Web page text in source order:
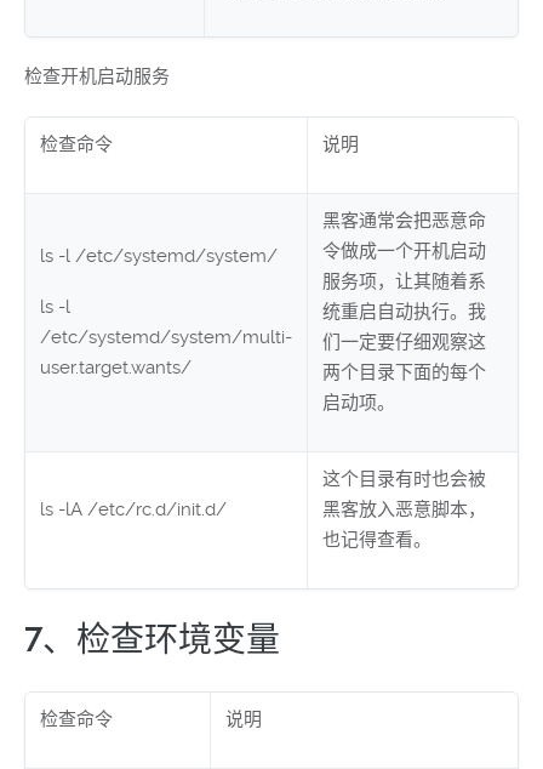
检查开机启动服务
检查命令 说明
ls -l /etc/systemd/system/
ls -l
/etc/systemd/system/multi-
user.target.wants/
黑客通常会把恶意命
令做成一个开机启动
服务项，让其随着系
统重启自动执行。我
们一定要仔细观察这
两个目录下面的每个
启动项。
ls -lA /etc/rc.d/init.d/
这个目录有时也会被
黑客放入恶意脚本，
也记得查看。
7、检查环境变量
检查命令 说明